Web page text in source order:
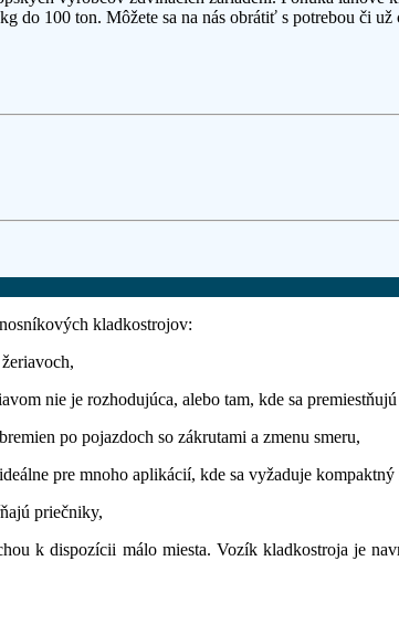
do 100 ton. Môžete sa na nás obrátiť s potrebou či už
kladkostrojov:
nie je rozhodujúca, alebo tam, kde sa
po pojazdoch so zákrutami a zmenu smeru,
pre mnoho aplikácií, kde sa vyžaduje
priečniky,
k dispozícii málo miesta. Vozík kladkostroja je